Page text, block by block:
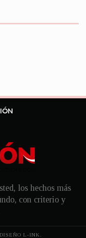
los hechos más
con criterio y
L-INK.